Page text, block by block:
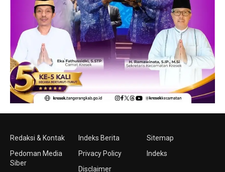
Redaksi & Kontak
Pedoman Media
Siber
Indeks Berita
Privacy Policy
Disclaimer
Sitemap
Indeks